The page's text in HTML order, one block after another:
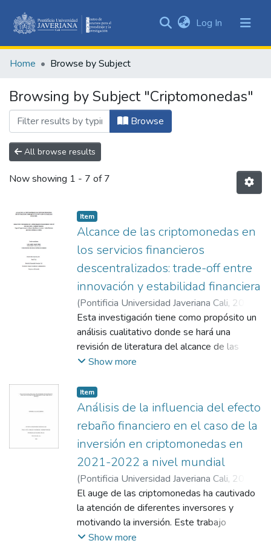
&
All of DSpace
Log In (current)
Home Browse by Subject
Browsing by Subject "Criptomonedas"
Browse
All browse results
Now showing 1 - 7 of 7
Item
Alcance de las criptomonedas en
los servicios financieros
descentralizados: trade-off entre
innovación y estabilidad financiera
(Pontificia Universidad Javeriana Cali, 2021
Valencia Cortés, Jeison Andrés;Amado
Portilla, Mario Andrés;Vidal Alejandro,
Pavel
Esta investigación tiene como propósito un
análisis cualitativo donde se hará una
revisión de literatura del alcance de las
criptomonedas en los sistemas financieros
prestará especial atención al trade-off entre
Innovación Financiera y Estabilidad
Financiera que ofrecen las Criptomonedas.
Además, se contrastaron las características
y las implicaciones del Bitcoin frente a la
alternativa institucional que ofrecen los
bancos centrales: la CBDC (Central Bank
Digital Currency). Por ello, la investigación
es tratada como un análisis cualitativo dado
que las criptomonedas es un tema
relevante e innovador, donde recientemente
Show more
Item
Análisis de la influencia del efecto
rebaño financiero en el caso de la
inversión en criptomonedas en
2021-2022 a nivel mundial
(Pontificia Universidad Javeriana Cali, 2023
Salazar Moreno, Fernanda;Peña Vargas,
Víctor Alberto
El auge de las criptomonedas ha cautivado
la atención de diferentes inversores y
motivando la inversión. Este trabajo
consiste en el análisis de la influencia del
Show more